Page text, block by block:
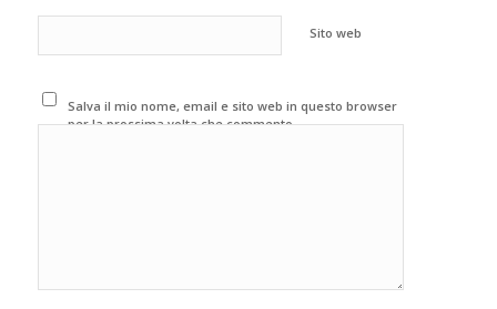
Sito web
Salva il mio nome, email e sito web in questo browser
per la prossima volta che commento.